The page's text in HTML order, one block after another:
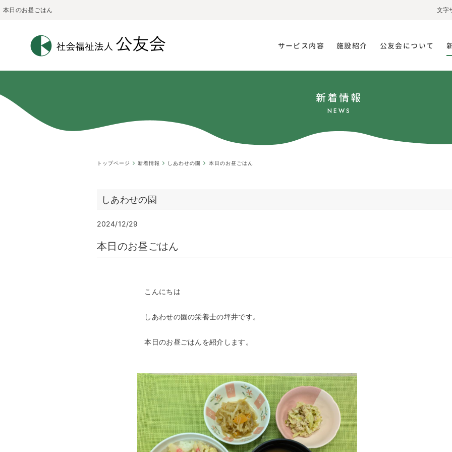
本日のお昼ごはん 文字
サービス内容 施設紹介 公友会について
新着情報
NEWS
トップページ 新着情報 しあわせの園 本日のお昼ごはん
しあわせの園
2024/12/29
本日のお昼ごはん
こんにちは
しあわせの園の栄養士の坪井です。
本日のお昼ごはんを紹介します。